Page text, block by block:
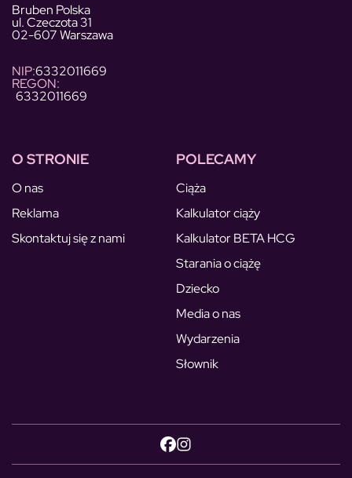
Bruben Polska
ul. Czeczota 31
02-607 Warszawa
NIP:6332011669
REGON:
6332011669
O STRONIE
O nas
Reklama
Skontaktuj się z nami
POLECAMY
Ciąża
Kalkulator ciąży
Kalkulator BETA HCG
Starania o ciążę
Dziecko
Media o nas
Wydarzenia
Słownik